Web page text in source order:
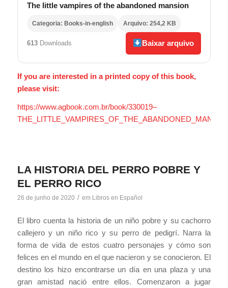
The little vampires of the abandoned mansion
Categoria: Books-in-english Arquivo: 254,2 KB
613Downloads Baixar arquivo
If you are interested in a printed copy of this book,
please visit:
https://www.agbook.com.br/book/330019–
LA HISTORIA DEL PERRO POBRE Y
EL PERRO RICO
26 de junho de 2020 / em Libros en Español
El libro cuenta la historia de un niño pobre y su cachorro
callejero y un niño rico y su perro de pedigrí. Narra la
forma de vida de estos cuatro personajes y cómo son
felices en el mundo en el que nacieron y se conocieron. El
destino los hizo encontrarse un día en una plaza y una
gran amistad nació entre ellos. Comenzaron a jugar